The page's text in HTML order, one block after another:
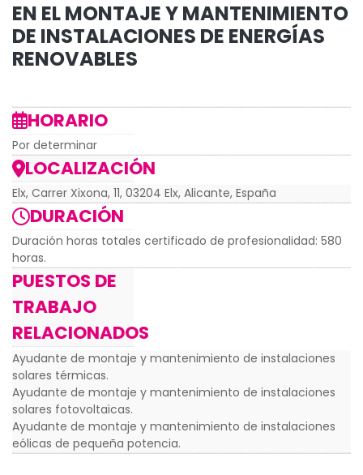
EN EL MONTAJE Y MANTENIMIENTO
DE INSTALACIONES DE ENERGÍAS
RENOVABLES
HORARIO
Por determinar
LOCALIZACIÓN
Elx, Carrer Xixona, 11, 03204 Elx, Alicante, España
DURACIÓN
Duración horas totales certificado de profesionalidad: 580
horas.
PUESTOS DE
TRABAJO
RELACIONADOS
Ayudante de montaje y mantenimiento de instalaciones
solares térmicas.
Ayudante de montaje y mantenimiento de instalaciones
solares fotovoltaicas.
Ayudante de montaje y mantenimiento de instalaciones
eólicas de pequeña potencia.